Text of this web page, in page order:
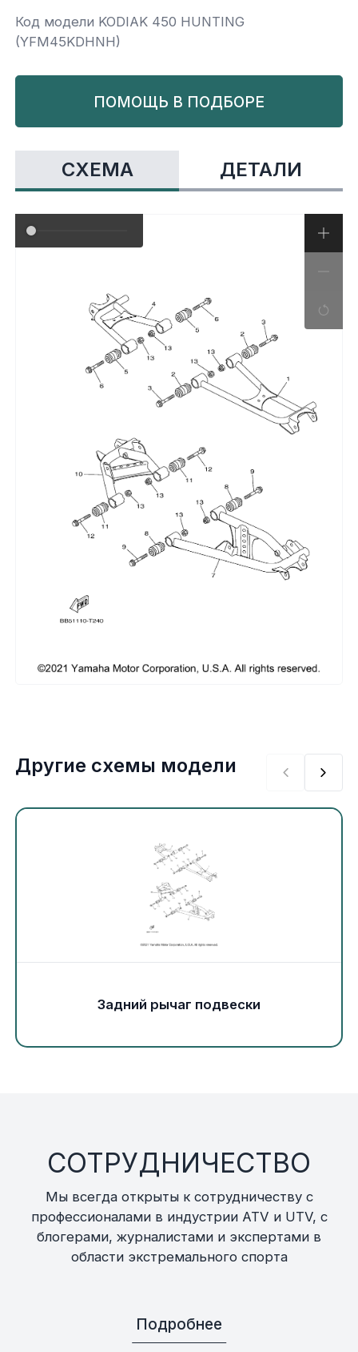
Yamaha
Салонные фильтры
Корпус,пластик
Ремни безопасности
Сиденья
Снегоотвалы
Сумки, кофры
Топливная система
Тормозная система
Трансмиссия
Управление
Шноркели
Электрика
Другое
Движители (гребные винты)
Швартовное оборудование
Якорное оборудование
Охлаждение
Kawasaki
Код модели KODIAK 450 HUNTING
(YFM45KDHNH)
ПОМОЩЬ В ПОДБОРЕ
СХЕМА ДЕТАЛИ
Другие схемы модели
Задний рычаг подвески
СОТРУДНИЧЕСТВО
Мы всегда открыты к сотрудничеству с
профессионалами в индустрии ATV и UTV, с
блогерами, журналистами и экспертами в
области экстремального спорта
Подробнее